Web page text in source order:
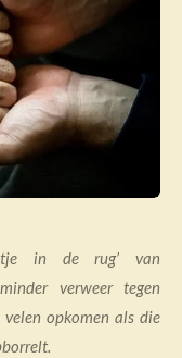
in de rug’ van
verweer tegen
opkomen als die